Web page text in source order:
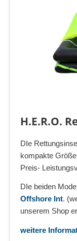
H.E.R.O.
DIe
kompakte
Preis-
DIe beiden
Offshore Int.
unserem Shop
weitere